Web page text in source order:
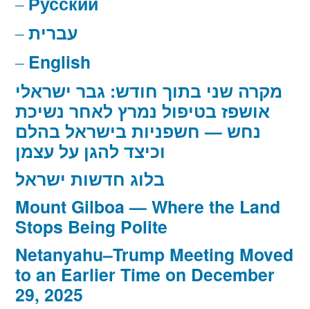
עברית
English
מקרה שני בתוך חודש: גבר ישראלי
אושפז בטיפול נמרץ לאחר נשיכת
נחש — חשפניות בישראל בהלם
וכיצד להגן על עצמן
בלוג חדשות ישראל
Mount Gilboa — Where the Land
Stops Being Polite
Netanyahu–Trump Meeting Moved
to an Earlier Time on December
29, 2025